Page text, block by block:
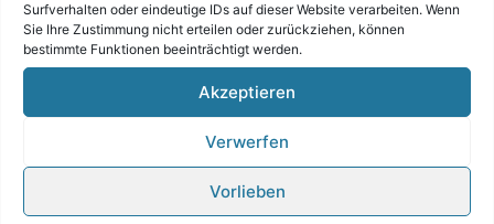
Surfverhalten oder eindeutige IDs auf dieser Website verarbeiten. Wenn
Sie Ihre Zustimmung nicht erteilen oder zurückziehen, können
bestimmte Funktionen beeinträchtigt werden.
Akzeptieren
Verwerfen
Vorlieben